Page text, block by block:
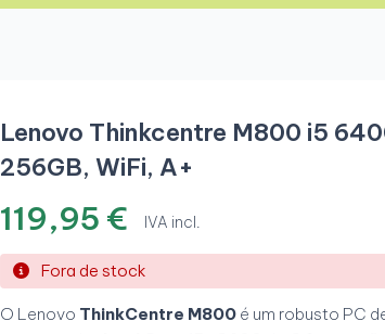
Lenovo Thinkcentre M800 i5
256GB, WiFi, A+
119,95 € IVA incl.
Fora de stock
O Lenovo ThinkCentre M800é um robusto PC